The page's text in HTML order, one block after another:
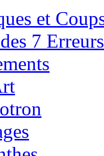
et
7 Erreurs